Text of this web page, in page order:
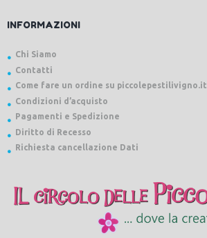
INFORMAZIONI
Chi Siamo
Contatti
Come fare un ordine su piccolepestilivigno.it
Condizioni d’acquisto
Pagamenti e Spedizione
Diritto di Recesso
Richiesta cancellazione Dati